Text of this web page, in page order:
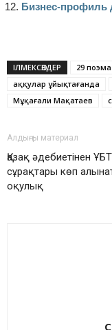
Бизнес-профиль
ІЛМЕКСӨЗДЕР 29 поэма
аққулар ұйықтағанда
Мұқағали Мақатаев
Алдыңғы материал
Қазақ әдебиетінен ҰБТ
сұрақтары көп
оқулық